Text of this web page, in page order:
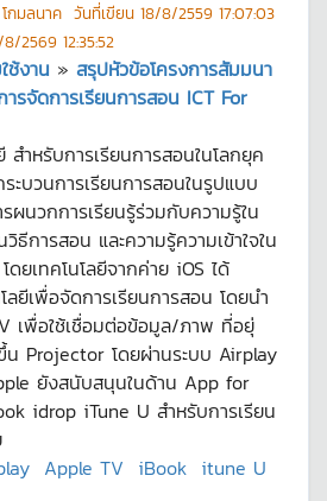
กมลนาค วันที่เขียน 18/8/2559 17:07:03
2569 12:35:52
ช้งาน » สรุปหัวข้อโครงการสัมมนา
รจัดการเรียนการสอน ICT For
สำหรับการเรียนการสอนในโลกยุค
ะบวนการเรียนการสอนในรูปแบบ
ผนวกการเรียนรู้ร่วมกับความรู้ใน
วิธีการสอน และความรู้ความเข้าใจใน
ดยเทคโนโลยีจากค่าย iOS ได้
ยีเพื่อจัดการเรียนการสอน โดยนำ
เพื่อใช้เชื่อมต่อข้อมูล/ภาพ ที่อยุ่
Projector โดยผ่านระบบ Airplay
ยังสนับสนุนในด้าน App for
idrop iTune U สำหรับการเรียน
Apple TV iBook itune U